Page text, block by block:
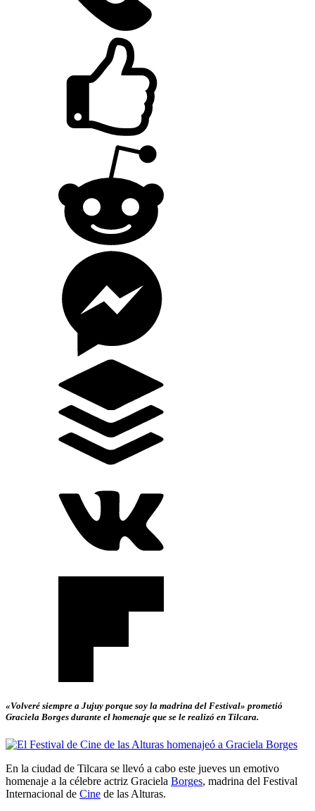
«Volveré siempre a Jujuy porque soy la madrina del Festival» prometió
Graciela Borges durante el homenaje que se le realizó en Tilcara.
En la ciudad de Tilcara se llevó a cabo este jueves un emotivo
homenaje a la célebre actriz Graciela Borges, madrina del Festival
Internacional de Cine de las Alturas.